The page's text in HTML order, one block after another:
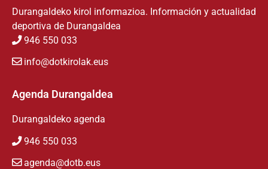
Durangaldeko kirol informazioa. Información y actualidad
deportiva de Durangaldea
946 550 033
info@dotkirolak.eus
Agenda Durangaldea
Durangaldeko agenda
946 550 033
agenda@dotb.eus